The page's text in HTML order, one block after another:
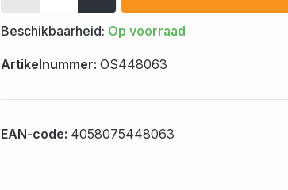
Beschikbaarheid: Op voorraad
Artikelnummer: OS448063
EAN-code: 4058075448063